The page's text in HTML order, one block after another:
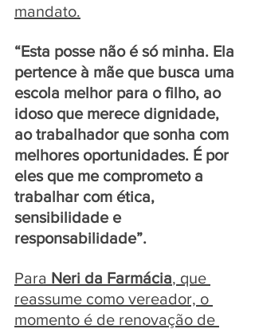
mandato.
“Esta posse não é só minha. Ela
pertence à mãe que busca uma
escola melhor para o filho, ao
idoso que merece dignidade,
ao trabalhador que sonha com
melhores oportunidades. É por
eles que me comprometo a
trabalhar com ética,
sensibilidade e
responsabilidade”.
Para Neri da Farmácia, que
reassume como vereador, o
momento é de renovação de